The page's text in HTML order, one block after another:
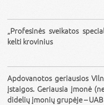
„Profesinės sveikatos
kelti krovinius
Apdovanotos geriausios
įstaigos. Geriausia įmonė
didelių įmonių grupėje – UAB